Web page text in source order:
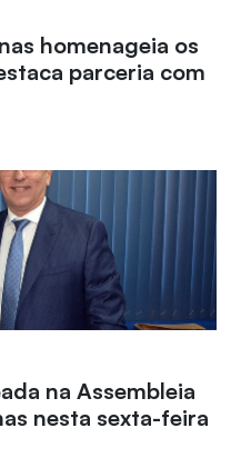
homenageia os
parceria com
na Assembleia
nesta sexta-feira